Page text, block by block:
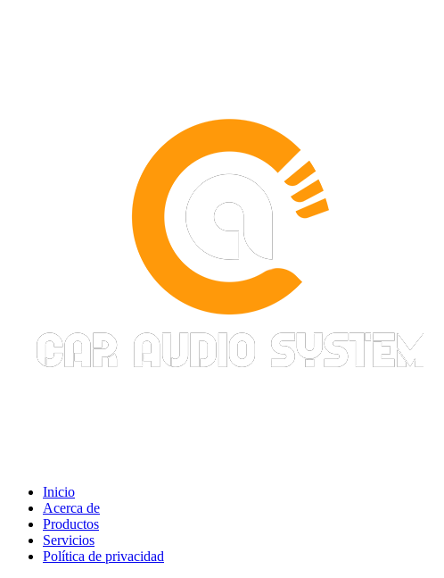
Inicio
Acerca de
Productos
Servicios
Política de privacidad